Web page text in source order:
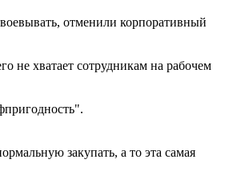
отменили корпоративный
не хватает сотрудникам на рабочем
закупать, а то эта самая